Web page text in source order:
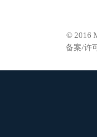
© 2016
备案/许